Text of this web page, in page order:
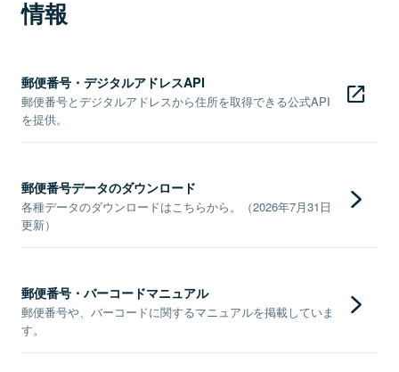
情報
郵便番号・デジタルアドレスAPI
郵便番号とデジタルアドレスから住所を取得できる公式API
を提供。
郵便番号データのダウンロード
各種データのダウンロードはこちらから。（2026年7月31日
更新）
郵便番号・バーコードマニュアル
郵便番号や、バーコードに関するマニュアルを掲載していま
す。